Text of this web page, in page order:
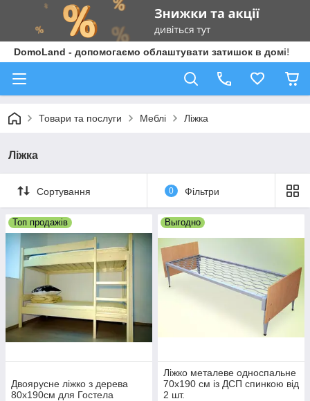
DomoLand - допомогаємо облаштувати затишок в домі!
Товари та послуги Меблі Ліжка
Ліжка
Сортування 0 Фільтри
Топ продажів
Двоярусне ліжко з дерева
80x190см для Гостела
Выгодно
Ліжко металеве односпальне
70х190 см із ДСП спинкою від
2 шт.